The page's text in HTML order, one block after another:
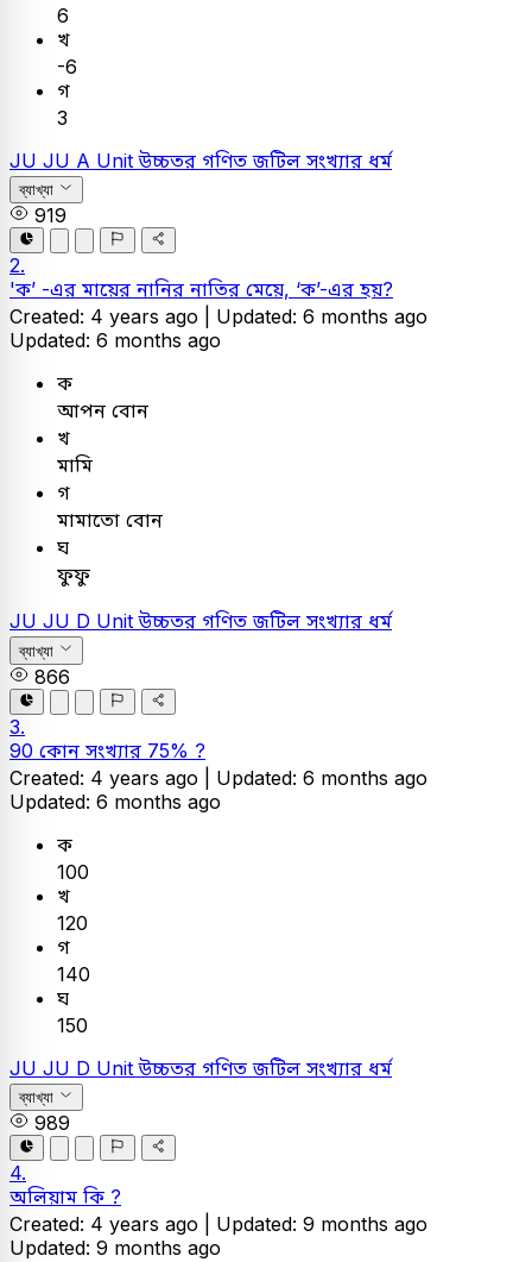
6
খ
-6
গ
3
JU JU A Unitউচ্চতর গণিতজটিল সংখ্যার ধর্ম
ব্যাখ্যা
919
2.
'ক’ -এর মায়ের নানির নাতির মেয়ে, ‘ক’-এর হয়?
Created: 4 years ago | Updated: 6 months ago
Updated: 6 months ago
ক
আপন বোন
খ
মামি
গ
মামাতো বোন
ঘ
ফুফু
JU JU D Unitউচ্চতর গণিতজটিল সংখ্যার ধর্ম
ব্যাখ্যা
866
3.
90 কোন সংখ্যার 75% ?
Created: 4 years ago | Updated: 6 months ago
Updated: 6 months ago
ক
100
খ
120
গ
140
ঘ
150
JU JU D Unitউচ্চতর গণিতজটিল সংখ্যার ধর্ম
ব্যাখ্যা
989
4.
অলিয়াম কি ?
Created: 4 years ago | Updated: 9 months ago
Updated: 9 months ago